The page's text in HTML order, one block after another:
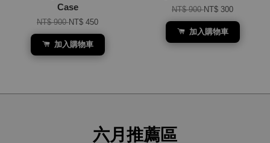
Case
NT$ 900NT$ 450
加入購物車
NT$ 900NT$ 300
加入購物車
六月推薦區